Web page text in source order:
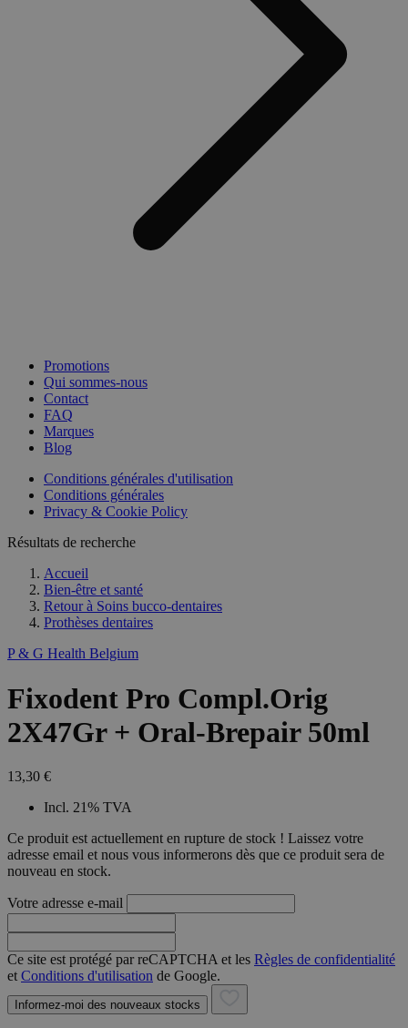
Promotions
Qui sommes-nous
Contact
FAQ
Marques
Blog
Conditions générales d'utilisation
Conditions générales
Privacy & Cookie Policy
Résultats de recherche
Accueil
Bien-être et santé
Retour à Soins bucco-dentaires
Prothèses dentaires
P & G Health Belgium
Fixodent Pro Compl.Orig
2X47Gr + Oral-Brepair 50ml
13,30 €
Incl. 21% TVA
Ce produit est actuellement en rupture de stock ! Laissez votre
adresse email et nous vous informerons dès que ce produit sera de
nouveau en stock.
Votre adresse e-mail
Ce site est protégé par reCAPTCHA et les Règles de confidentialité
et Conditions d'utilisation de Google.
Informez-moi des nouveaux stocks